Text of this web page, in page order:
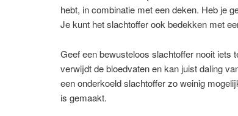
hebt, in combinatie met een deken. Heb je
Je kunt het slachtoffer ook bedekken met
Geef een bewusteloos slachtoffer nooit iets
verwijdt de bloedvaten en kan juist daling
een onderkoeld slachtoffer zo weinig
is gemaakt.